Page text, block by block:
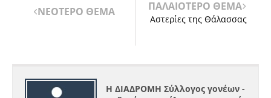
ΝΕΟΤΕΡΟ ΘΕΜΑ ΠΑΛΑΙΟΤΕΡΟ ΘΕΜΑ
Αστερίες της Θάλασσας
Η ΔΙΑΔΡΟΜΗ Σύλλογος γονέων -